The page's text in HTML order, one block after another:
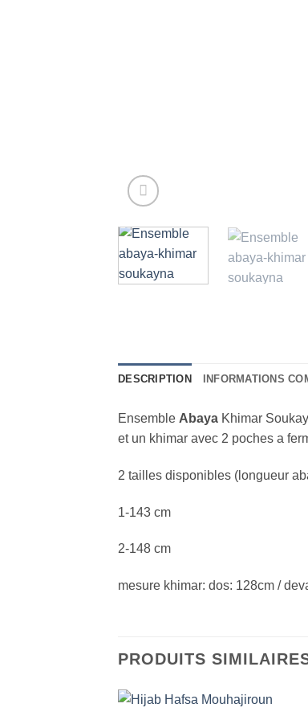
DESCRIPTION INFORMATIONS
Ensemble Abaya Khimar
et un khimar avec 2 poches a
2 tailles disponibles (longueur
1-143 cm
2-148 cm
mesure khimar: dos: 128cm /
PRODUITS